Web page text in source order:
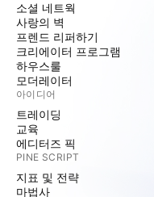
소셜 네트웍
사랑의 벽
프렌드 리퍼하기
크리에이터 프로그램
하우스룰
모더레이터
아이디어
트레이딩
교육
에디터즈 픽
PINE SCRIPT
지표 및 전략
마법사